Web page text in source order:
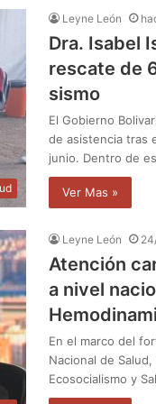
Leyne León
‎Dra. Isabel
rescate de
sismo
El Gobierno
de asistencia tras
junio. Dentro de
Ver Mas »
Leyne León
Atención
a nivel
En el marco del
Nacional de
Ecosocialismo y